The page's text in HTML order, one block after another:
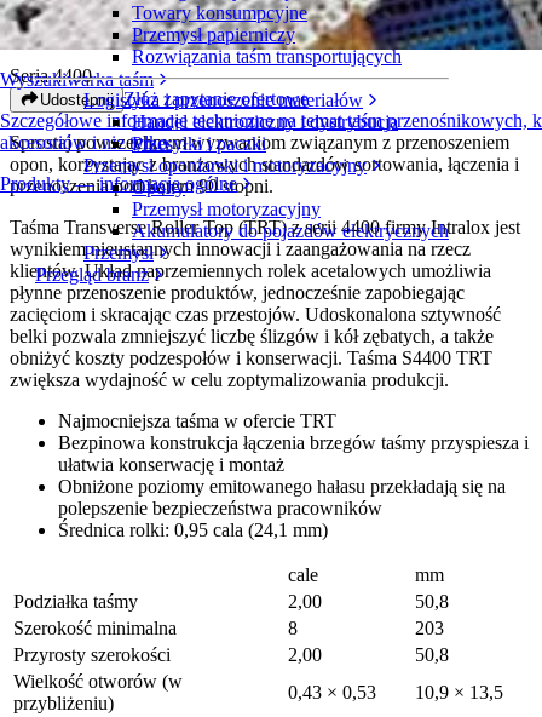
Wyszukiwarka taśm
Szczegółowe informacje techniczne na temat taśm przenośnikowych,
akcesoriów i nie tylko
Produkty — informacje ogólne
Towary konsumpcyjne
Przemysł papierniczy
Rozwiązania taśm transportujących
Logistyka i przenoszenie materiałów
Handel elektroniczny i dystrybucja
Przesyłki i paczki
Przemysł oponiarski i motoryzacyjny
Opony
Przemysł motoryzacyjny
Akumulatory do pojazdów elektrycznych
Przemysł
Przegląd branż
Transverse Roller Top™ (TRT™)
Seria 4400
Udostępnij Złóż zapytanie ofertowe
Sprostaj powszechnym wyzwaniom związanym z przenoszeniem
opon, korzystając z branżowych standardów sortowania, łączenia i
przenoszenia pod kątem 90 stopni.
Taśma Transverse Roller Top (TRT) z serii 4400 firmy Intralox jest
wynikiem nieustannych innowacji i zaangażowania na rzecz
klientów. Układ naprzemiennych rolek acetalowych umożliwia
płynne przenoszenie produktów, jednocześnie zapobiegając
zacięciom i skracając czas przestojów. Udoskonalona sztywność
belki pozwala zmniejszyć liczbę ślizgów i kół zębatych, a także
obniżyć koszty podzespołów i konserwacji. Taśma S4400 TRT
zwiększa wydajność w celu zoptymalizowania produkcji.
Najmocniejsza taśma w ofercie TRT
Bezpinowa konstrukcja łączenia brzegów taśmy przyspiesza i
ułatwia konserwację i montaż
Obniżone poziomy emitowanego hałasu przekładają się na
polepszenie bezpieczeństwa pracowników
Średnica rolki: 0,95 cala (24,1 mm)
cale
mm
Podziałka taśmy
2,00
50,8
Szerokość minimalna
8
203
Przyrosty szerokości
2,00
50,8
Wielkość otworów (w
przybliżeniu)
0,43 × 0,53
10,9 × 13,5